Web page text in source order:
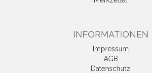
INFORMATIONEN
Impressum
AGB
Datenschutz